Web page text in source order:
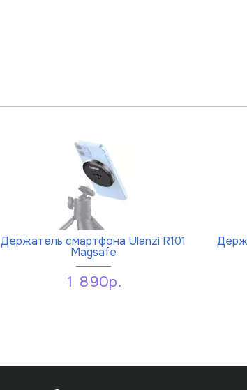
Держатель смартфона Ulanzi R101
Magsafe
1 890р.